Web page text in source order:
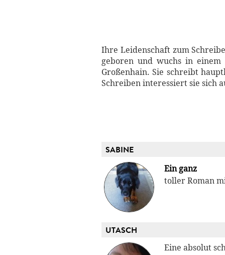
Ihre Leidenschaft zum
geboren und wuchs in
Großenhain. Sie schreibt
Schreiben interessiert sie sich
SABINE
Ein ganz
toller Roman
UTASCH
Eine absolut